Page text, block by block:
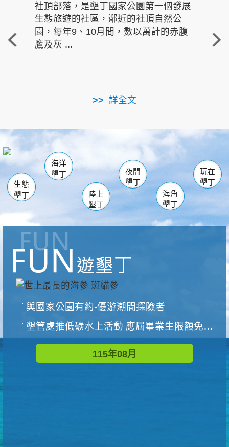
社頂部落，是墾丁國家公園第一個發展
生態旅遊的社區，鄰近的社頂自然公
園，每年9、10月間，數以萬計的赤腹
鷹及灰 ...
詳全文
重
走進
南仁湖
海生館
恆春 佳樂水
龍鑾潭自然中心 森林遊樂區
瓊麻館
關山 墾管處遊客中心
社頂公園 風吹沙
船帆石
白砂 龍磐公園
香蕉灣
砂島
鵝鑾鼻
生態
墾丁
海洋
墾丁
陸上
墾丁
夜間
墾丁
海角
墾丁
玩在
墾丁
與國家公園有約-優游潮間探險者
墾管處推低碳水上活動 應屆畢業生限額免費參加
115年08月